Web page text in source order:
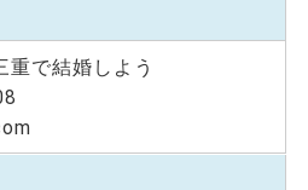
で結婚しよう